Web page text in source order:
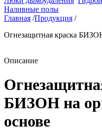
Наливные полы
Главная /Продукция /
Огнезащитная краска
Описание
БИЗОН на
основе